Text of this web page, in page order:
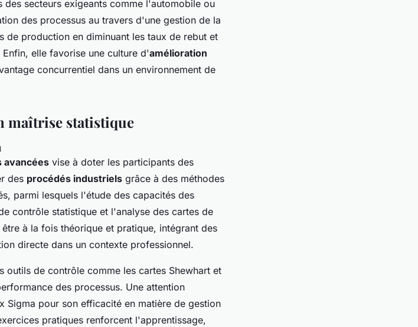
secteurs exigeants comme l'automobile ou
des processus au travers d'une gestion de la
de production en diminuant les taux de rebut et
elle favorise une culture d'amélioration
concurrentiel dans un environnement de
maîtrise statistique
avancées vise à doter les participants des
des procédés industriels grâce à des méthodes
parmi lesquels l'étude des capacités des
contrôle statistique et l'analyse des cartes de
à la fois théorique et pratique, intégrant des
directe dans un contexte professionnel.
outils de contrôle comme les cartes Shewhart et
des processus. Une attention
Sigma pour son efficacité en matière de gestion
pratiques renforcent l'apprentissage,